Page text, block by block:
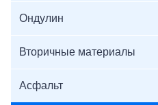
Ондулин
Вторичные материалы
Асфальт